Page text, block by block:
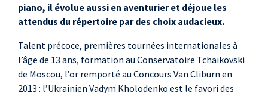
piano, il évolue aussi en aventurier et déjoue les
attendus du répertoire par des choix audacieux.
Talent précoce, premières tournées internationales à
l’âge de 13 ans, formation au Conservatoire Tchaïkovski
de Moscou, l’or remporté au Concours Van Cliburn en
2013 : l’Ukrainien Vadym Kholodenko est le favori des